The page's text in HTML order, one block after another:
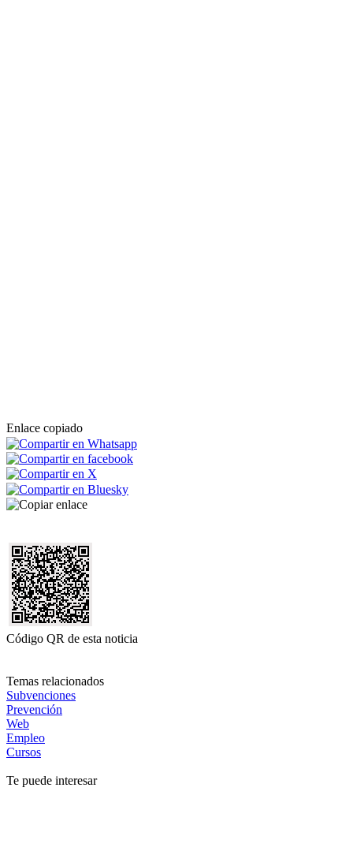
Enlace copiado
Código QR de esta noticia
Temas relacionados
Subvenciones
Prevención
Web
Empleo
Cursos
Te puede interesar